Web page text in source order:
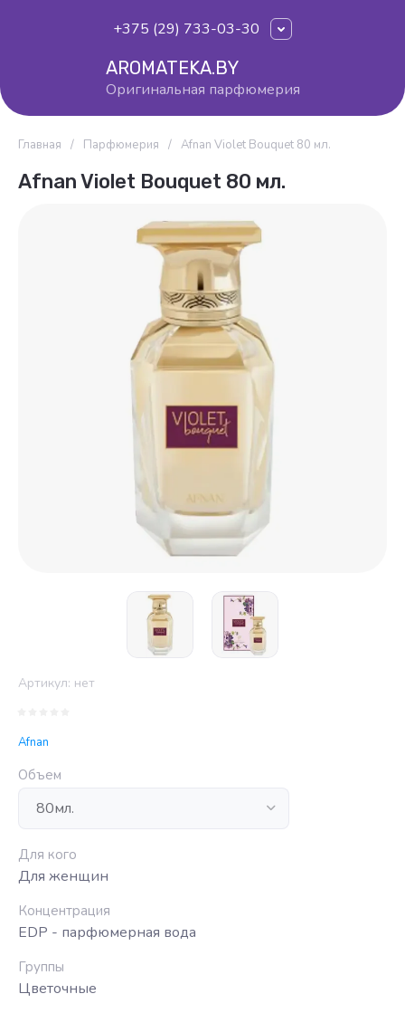
+375 (29) 733-03-30
AROMATEKA.BY
Оригинальная парфюмерия
Главная / Парфюмерия / Afnan Violet Bouquet 80 мл.
Afnan Violet Bouquet 80 мл.
Артикул: нет
Afnan
Объем
Для кого
Для женщин
Концентрация
EDP - парфюмерная вода
Группы
Цветочные